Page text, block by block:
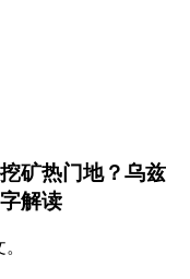
矿热门地？乌兹
解读